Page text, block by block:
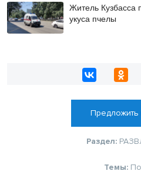
Житель Кузбасса
укуса пчелы
Предложить
Раздел:
Темы: